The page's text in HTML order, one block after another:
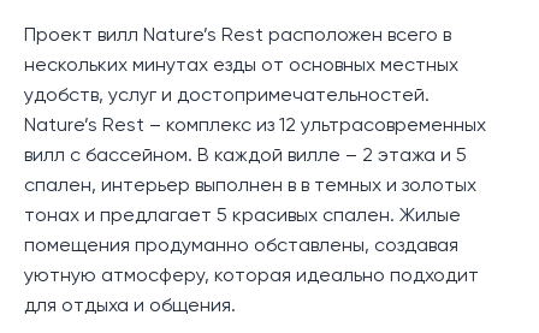
Проект вилл Nature’s Rest расположен всего в
нескольких минутах езды от основных местных
удобств, услуг и достопримечательностей.
Nature’s Rest – комплекс из 12 ультрасовременных
вилл с бассейном. В каждой вилле – 2 этажа и 5
спален, интерьер выполнен в в темных и золотых
тонах и предлагает 5 красивых спален. Жилые
помещения продуманно обставлены, создавая
уютную атмосферу, которая идеально подходит
для отдыха и общения.